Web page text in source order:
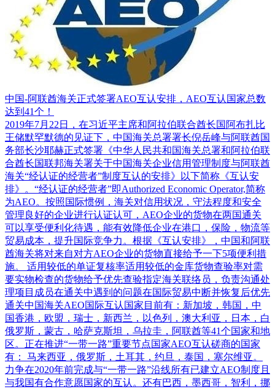
中国-阿联酋海关正式签署AEO互认安排，AEO互认国家总数
达到41个！
2019年7月22日，在习近平主席和阿拉伯联合酋长国阿布扎比
王储默罕默德的见证下，中国海关总署署长倪岳峰与阿联酋国
务部长沙耶赫正式签署《中华人民共和国海关总署和阿拉伯联
合酋长国联邦海关署关于中国海关企业信用管理制度与阿联酋
海关“经认证的经营者”制度互认的安排》以下简称《互认安
排》。“经认证的经营者”即Authorized Economic Operator,简称
为AEO。按照国际惯例，海关对信用状况，守法程度和安全
管理良好的企业进行认证认可，AEO企业的货物在两国通关
可以享受便利化待遇，能有效降低企业在港口，保险，物流等
贸易成本，提升国际竞争力。根据《互认安排》，中国和阿联
酋海关将对来自对方AEO企业的货物直接给予一下5项便利措
施。 适用较低的单证复核率适用较低的金库货物查验率对需
要实物检查的货物给予优先查验指定海关联络员，负责沟通处
理项目成员在通关中遇到的问题在国际贸易中断并恢复后优先
通关中国海关AEO国际互认国家目前有：新加坡，韩国，中
国香港，欧盟，瑞士，新西兰，以色列，澳大利亚，日本，白
俄罗斯，蒙古，哈萨克斯坦，乌拉圭，阿联酋等41个国家和地
区。正在推进“一带一路”重要节点国家AEO互认磋商的国家
有： 马来西亚，俄罗斯，土耳其，约旦，泰国，塞尔维亚。
力争在2020年前完成与“一带一路”沿线所有已建立AEO制度且
与我国有合作意愿国家的互认。还有巴西，墨西哥，智利，挪